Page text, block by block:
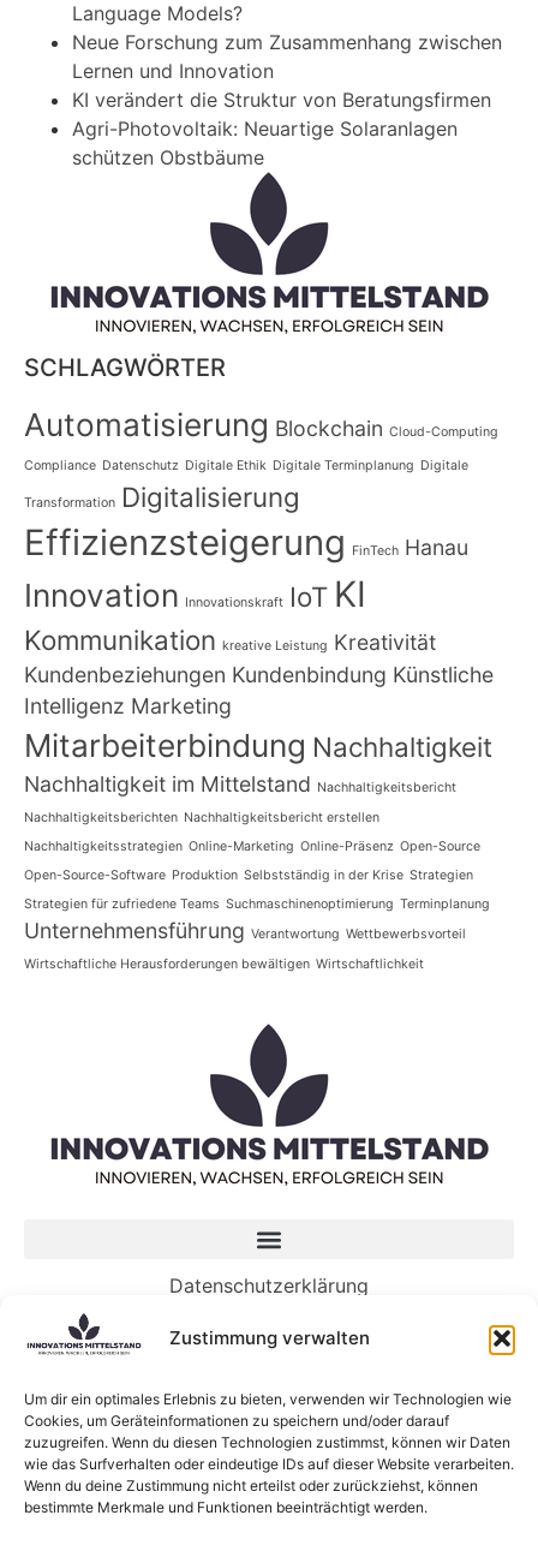
Zustimmung verwalten
Um dir ein optimales Erlebnis zu bieten, verwenden wir Technologien wie
Cookies, um Geräteinformationen zu speichern und/oder darauf
zuzugreifen. Wenn du diesen Technologien zustimmst, können wir Daten
wie das Surfverhalten oder eindeutige IDs auf dieser Website verarbeiten.
Wenn du deine Zustimmung nicht erteilst oder zurückziehst, können
bestimmte Merkmale und Funktionen beeinträchtigt werden.
Language Models?
Neue Forschung zum Zusammenhang zwischen
Lernen und Innovation
KI verändert die Struktur von Beratungsfirmen
Agri-Photovoltaik: Neuartige Solaranlagen
schützen Obstbäume
SCHLAGWÖRTER
Automatisierung Blockchain Cloud-Computing
Compliance Datenschutz Digitale Ethik Digitale Terminplanung Digitale
Transformation Digitalisierung
Effizienzsteigerung FinTech Hanau
Innovation Innovationskraft IoT KI
Kommunikation kreative Leistung Kreativität
Kundenbeziehungen Kundenbindung Künstliche
Intelligenz Marketing
Mitarbeiterbindung Nachhaltigkeit
Nachhaltigkeit im Mittelstand Nachhaltigkeitsbericht
Nachhaltigkeitsberichten Nachhaltigkeitsbericht erstellen
Nachhaltigkeitsstrategien Online-Marketing Online-Präsenz Open-Source
Open-Source-Software Produktion Selbstständig in der Krise Strategien
Strategien für zufriedene Teams Suchmaschinenoptimierung Terminplanung
Unternehmensführung Verantwortung Wettbewerbsvorteil
Wirtschaftliche Herausforderungen bewältigen Wirtschaftlichkeit
Datenschutzerklärung
5 Wege, wie Genossenschaften die Zukunft von
KI gestalten können
KI-Sprachmodelle: Was sind eigentlich Large
Language Models?